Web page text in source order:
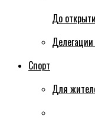
До
Спорт
Для